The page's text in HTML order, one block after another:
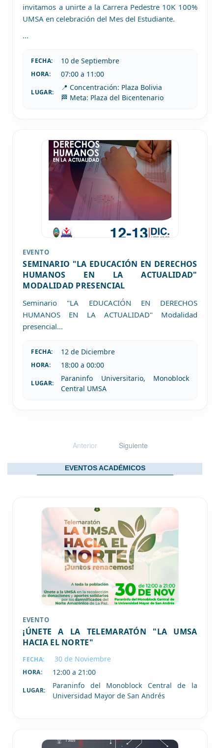
invitamos a unirte a la Carrera Pedestre 10K 100%
UMSA en celebración del Mes del Estudiante.
...
FECHA: 10 deSeptiembre
HORA: 07:00 a 11:00
LUGAR:
📍 Concentración: Plaza Bolivia
🏁 Meta: Plaza del Bicentenario
EVENTO
SEMINARIO "LA EDUCACIÓN EN DERECHOS
HUMANOS EN LA ACTUALIDAD"
MODALIDAD PRESENCIAL
Seminario "LA EDUCACIÓN EN DERECHOS
HUMANOS EN LA ACTUALIDAD" Modalidad
presencial...
FECHA: 12 de Diciembre
HORA: 18:00 a 00:00
LUGAR:
Paraninfo Universitario, Monoblock
Central UMSA
Anterior Siguiente
EVENTOS ACADÉMICOS
EVENTO
¡ÚNETE A LA TELEMARATÓN "LA UMSA
HACIA EL NORTE"
FECHA: 30 de Noviembre
HORA: 12:00 a 21:00
LUGAR:
Paraninfo del Monoblock Central de la
Universidad Mayor de San Andrés